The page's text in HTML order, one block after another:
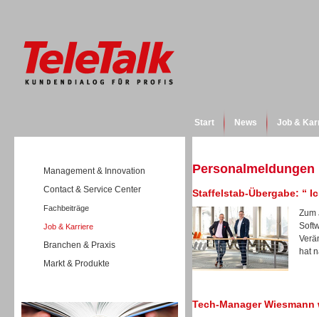
Start News Job &
Management & Innovation
Contact & Service Center
Fachbeiträge
Job & Karriere
Branchen & Praxis
Markt & Produkte
Personalmeldungen
Staffelstab-Übergabe: “
Zum
hat
Tech-Manager